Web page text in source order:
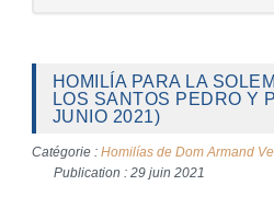
HOMILÍA PARA LA
LOS SANTOS PEDRO Y
JUNIO 2021)
Catégorie : Homilías de Dom Armand
Publication : 29 juin 2021